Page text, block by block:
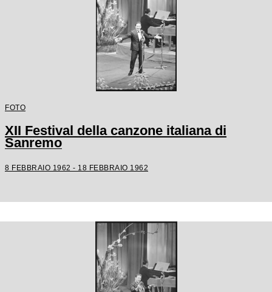
FOTO
XII Festival della canzone italiana di
Sanremo
8 FEBBRAIO 1962 - 18 FEBBRAIO 1962